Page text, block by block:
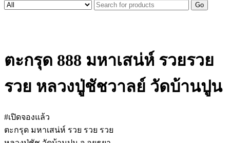
Go
ตะกรุด 888 มหาเสน่ห์ รวยรวย
รวย หลวงปู่ชัชวาลย์ วัดบ้านปูน
#เปิดจองแล้ว
ตะกรุด​ มหาเสน่ห์​ รวย​ รวย​ รวย